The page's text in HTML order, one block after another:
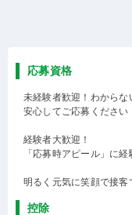
応募資格
未経験者歓迎！わからな
安心してご応募ください
経験者大歓迎！
「応募時アピール」に
明るく元気に笑顔で接客
控除